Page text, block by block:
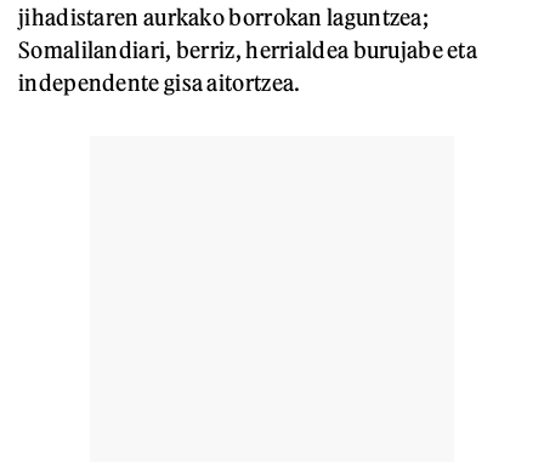
jihadistaren aurkako borrokan laguntzea;
Somalilandiari, berriz, herrialdea burujabe eta
independente gisa aitortzea.